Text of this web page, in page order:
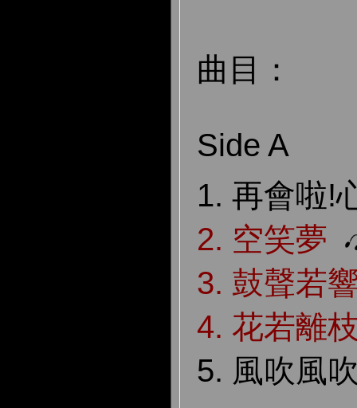
曲目：
Side A
1. 再會啦!
2. 空笑夢
3. 鼓聲若
4. 花若離
5. 風吹風